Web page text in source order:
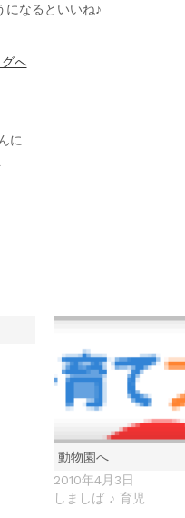
になるといいね♪
に
動物園へ
2010年4月3日
しましば ♪ 育児